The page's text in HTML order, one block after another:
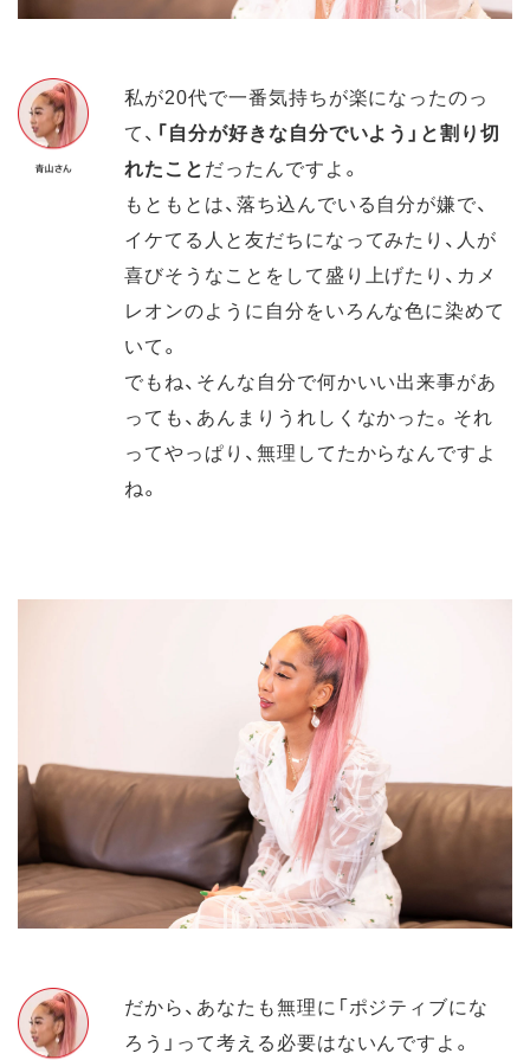
私が20代で一番気持ちが楽になったのっ
て、 「自分が好きな自分でいよう」と割り切
れたことだったんですよ。
もともとは、落ち込んでいる自分が嫌で、
イケてる人と友だちになってみたり、人が
喜びそうなことをして盛り上げたり、カメ
レオンのように自分をいろんな色に染めて
いて。
でもね、そんな自分で何かいい出来事があ
っても、あんまりうれしくなかった。それ
ってやっぱり、無理してたからなんですよ
ね。
だから、あなたも無理に「ポジティブにな
ろう」って考える必要はないんですよ。